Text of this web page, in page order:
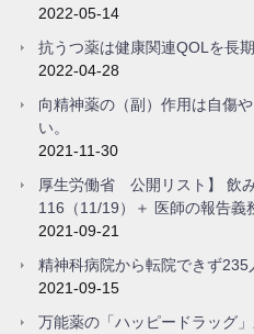
2022-05-14
抗うつ薬は健康関連QOLを長
2022-04-28
向精神薬の（副）作用は自傷
い。
2021-11-30
厚生労働省 公開リスト】 飲
116（11/19）＋ 医師の報告義
2021-09-21
精神科病院から転院できず
2021-09-15
万能薬の「ハッピードラッグ